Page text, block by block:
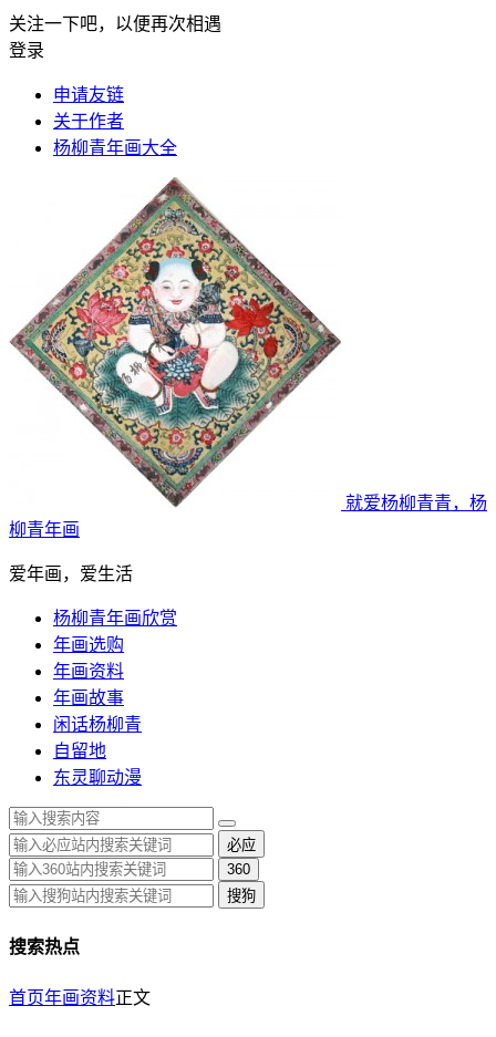
关注一下吧，以便再次相遇
登录
申请友链
关于作者
杨柳青年画大全
就爱杨柳青青，杨
柳青年画
爱年画，爱生活
杨柳青年画欣赏
年画选购
年画资料
年画故事
闲话杨柳青
自留地
东灵聊动漫
必应
360
搜狗
搜索热点
首页年画资料正文